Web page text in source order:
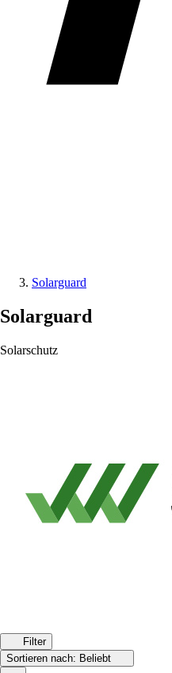
Solarguard
Solarguard
Solarschutz
Filter
Sortieren nach: Beliebt